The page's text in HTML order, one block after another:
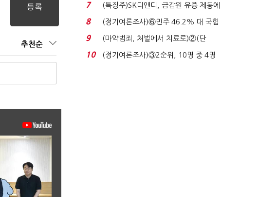
추천순
7
(특징주)SK디앤디, 금감원 유증 제동에
장 초반 상한가...
8
(정기여론조사)⑥민주 46.2% 대 국힘
31.0%…오차범위 밖 ...
9
(마약범죄, 처벌에서 치료로)②(단
독)"마약은 전염병…여성...
10
(정기여론조사)③2순위, 10명 중 4명